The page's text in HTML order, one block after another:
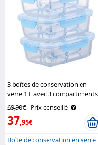
3 boîtes de conservation en
verre 1 L avec 3 compartiments
et couvercles Rosenstein &
Söhne
69,90€ Prix conseillé
37,95€
Boîte de conservation en verre